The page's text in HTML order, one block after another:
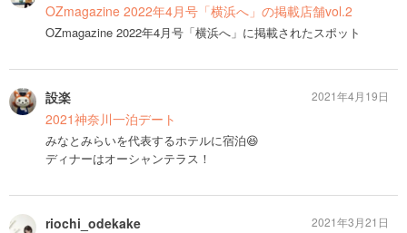
OZmagazine 2022年4月号「横浜へ」の掲載店舗vol.2
OZmagazine 2022年4月号「横浜へ」に掲載されたスポット
設楽
2021神奈川一泊デート
みなとみらいを代表するホテルに宿泊😆
ディナーはオーシャンテラス！
2021年4月19日
riochi_odekake
2021年3月21日